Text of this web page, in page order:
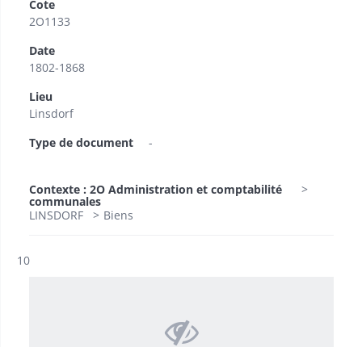
Cote
2O1133
Date
1802-1868
Lieu
Linsdorf
Type de document
-
Contexte : 2O Administration et comptabilité
communales
LINSDORF
Biens
Résultat n°
10